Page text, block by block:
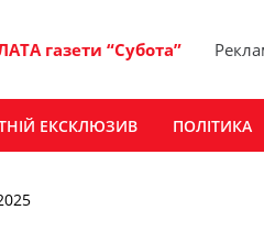
газети “Субота”
ЕКСКЛЮЗИВ ПОЛІТИКА